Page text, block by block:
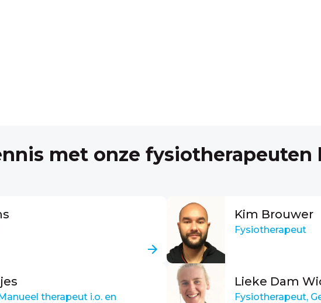
met onze fysiotherapeuten
Kim Brouwer
Fysiotherapeut
therapeut i.o. en
Lieke Dam
Fysiotherapeut,